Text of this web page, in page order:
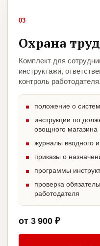
03
Охрана
Комплект для
инструктажи,
контроль работодателя.
положение о
инструкции по
овощного магазина
журналы вводного
приказы о
программы
проверка
работодателя
от 3 900 ₽